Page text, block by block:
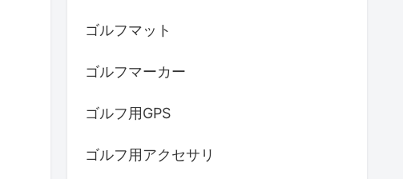
ゴルフマット
ゴルフマーカー
ゴルフ用GPS
ゴルフ用アクセサリ